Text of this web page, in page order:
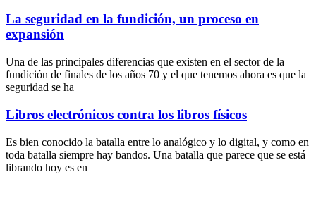
La seguridad en la fundición, un proceso en
expansión
Una de las principales diferencias que existen en el sector de la
fundición de finales de los años 70 y el que tenemos ahora es que la
seguridad se ha
Libros electrónicos contra los libros físicos
Es bien conocido la batalla entre lo analógico y lo digital, y como en
toda batalla siempre hay bandos. Una batalla que parece que se está
librando hoy es en